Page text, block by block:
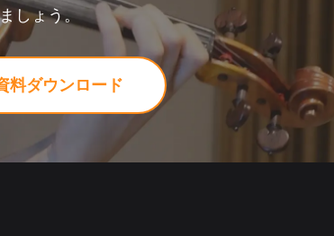
しょう。
料ダウンロード